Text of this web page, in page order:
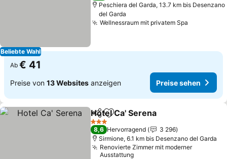
Beliebte Wahl
Peschiera del Garda, 13.7 km bis Desenzano
del Garda
Wellnessraum mit privatem Spa
Ab € 41
Preise von 13 Websites anzeigen Preise sehen
TeilenZu Favoriten hinzufügen
Hotel Ca' Serena
3 Sterne
8,6 Hervorragend
3 296
Sirmione, 6.1 km bis Desenzano del Garda
Renovierte Zimmer mit moderner
Ausstattung